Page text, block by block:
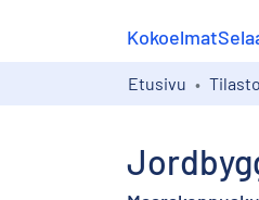
Kokoelmat
Etusivu